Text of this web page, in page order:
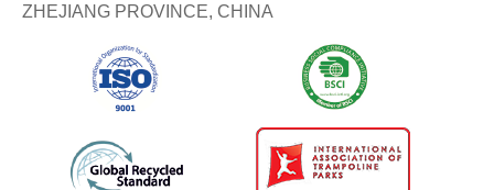
ZHEJIANG PROVINCE, CHINA